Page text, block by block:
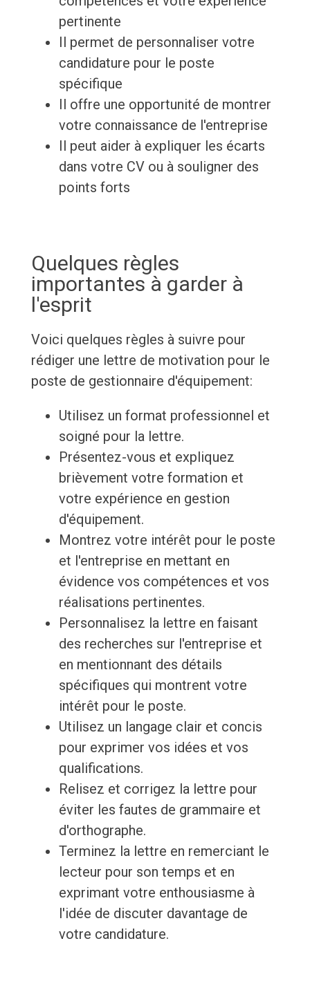
pertinente
Il permet de personnaliser votre
candidature pour le poste
spécifique
Il offre une opportunité de montrer
votre connaissance de l'entreprise
Il peut aider à expliquer les écarts
dans votre CV ou à souligner des
points forts
Quelques règles
importantes à garder à
l'esprit
Voici quelques règles à suivre pour
rédiger une lettre de motivation pour le
poste de gestionnaire d'équipement:
Utilisez un format professionnel et
soigné pour la lettre.
Présentez-vous et expliquez
brièvement votre formation et
votre expérience en gestion
d'équipement.
Montrez votre intérêt pour le poste
et l'entreprise en mettant en
évidence vos compétences et vos
réalisations pertinentes.
Personnalisez la lettre en faisant
des recherches sur l'entreprise et
en mentionnant des détails
spécifiques qui montrent votre
intérêt pour le poste.
Utilisez un langage clair et concis
pour exprimer vos idées et vos
qualifications.
Relisez et corrigez la lettre pour
éviter les fautes de grammaire et
d'orthographe.
Terminez la lettre en remerciant le
lecteur pour son temps et en
exprimant votre enthousiasme à
l'idée de discuter davantage de
votre candidature.